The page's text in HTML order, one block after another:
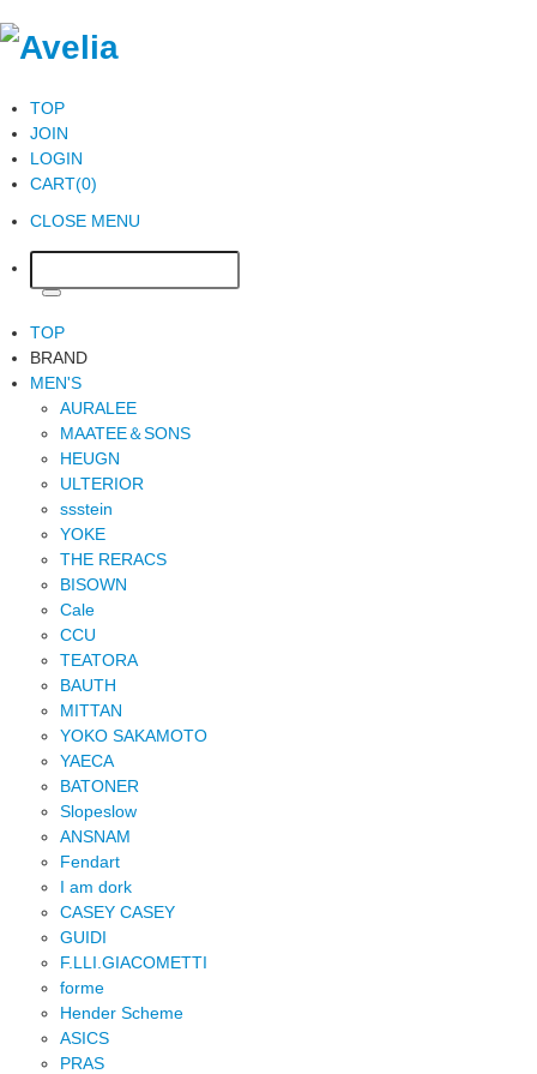
TOP
JOIN
LOGIN
CART(0)
CLOSE MENU
TOP
BRAND
MEN'S
AURALEE
MAATEE＆SONS
HEUGN
ULTERIOR
ssstein
YOKE
THE RERACS
BISOWN
Cale
CCU
TEATORA
BAUTH
MITTAN
YOKO SAKAMOTO
YAECA
BATONER
Slopeslow
ANSNAM
Fendart
I am dork
CASEY CASEY
GUIDI
F.LLI.GIACOMETTI
forme
Hender Scheme
ASICS
PRAS